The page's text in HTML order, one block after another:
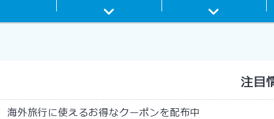
注目
海外旅行に使えるお得なクーポンを配布中